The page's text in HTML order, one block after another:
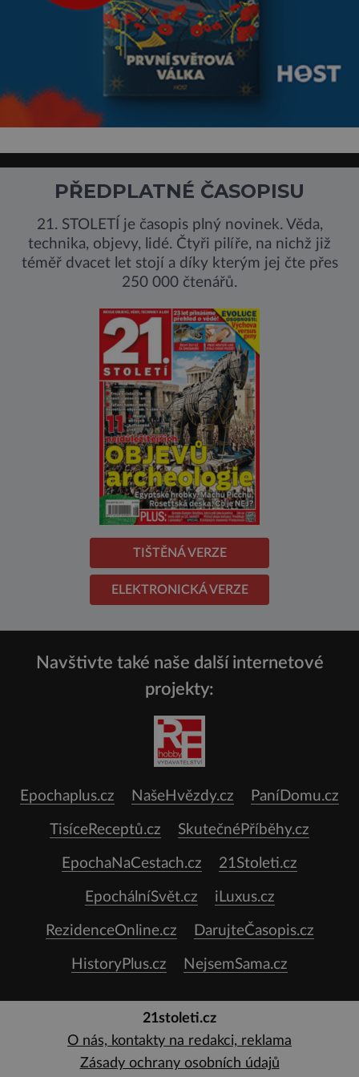
PŘEDPLATNÉ ČASOPISU
21. STOLETÍ je časopis plný novinek. Věda,
technika, objevy, lidé. Čtyři pilíře, na nichž již
téměř dvacet let stojí a díky kterým jej čte přes
250 000 čtenářů.
TIŠTĚNÁ VERZE
ELEKTRONICKÁ VERZE
Navštivte také naše další internetové
projekty:
Epochaplus.cz NašeHvězdy.cz PaníDomu.cz
TisíceReceptů.cz SkutečnéPříběhy.cz
EpochaNaCestach.cz 21Stoleti.cz
EpochálníSvět.cz iLuxus.cz
RezidenceOnline.cz DarujteČasopis.cz
HistoryPlus.cz NejsemSama.cz
21stoleti.cz
O nás, kontakty na redakci, reklama
Zásady ochrany osobních údajů